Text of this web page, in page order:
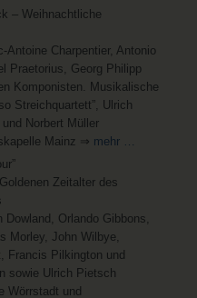
– Weihnachtliche
Antoine Charpentier, Antonio
Praetorius, Georg Philipp
Komponisten. Musikalische
Streichquartett”, Ulrich
Norbert Müller
Mainz ⇒ mehr …
Zeitalter des
Dowland, Orlando Gibbons,
Morley, John Wilbye,
Francis Pilkington und
sowie Ulrich Pietsch
Wörrstadt und